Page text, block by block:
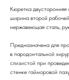
Кюретка
ширина второй
нержавеющая сталь,
Предназначена для
в пародонтальной
слизистой при
стенке гайморовой